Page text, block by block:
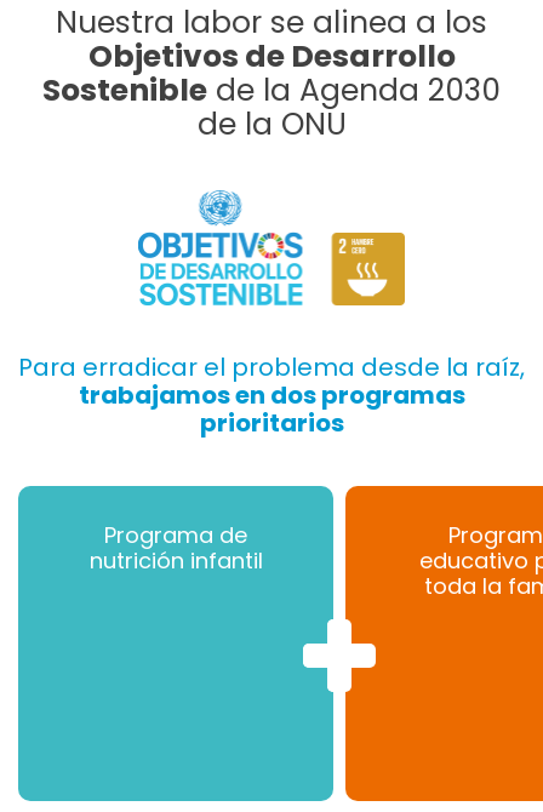
Nuestra labor se alinea a los
Objetivos de Desarrollo
Sostenible de la Agenda 2030
de la ONU
Para erradicar el problema desde la raíz,
trabajamos en dos programas
prioritarios
Programa de
nutrición infantil
educativo
toda la